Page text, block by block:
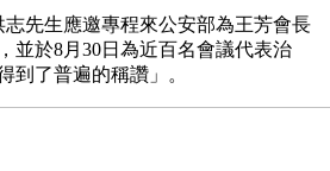
先生應邀專程來公安部為王芳會長
並於8月30日為近百名會議代表治
到了普遍的稱讚」。